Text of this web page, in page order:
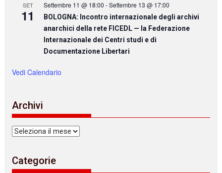
SET
11
Settembre 11 @ 18:00 -Settembre 13 @ 17:00
BOLOGNA: Incontro internazionale degli archivi
anarchici della rete FICEDL — la Federazione
Internazionale dei Centri studi e di
Documentazione Libertari
Vedi Calendario
Archivi
Archivi
Categorie